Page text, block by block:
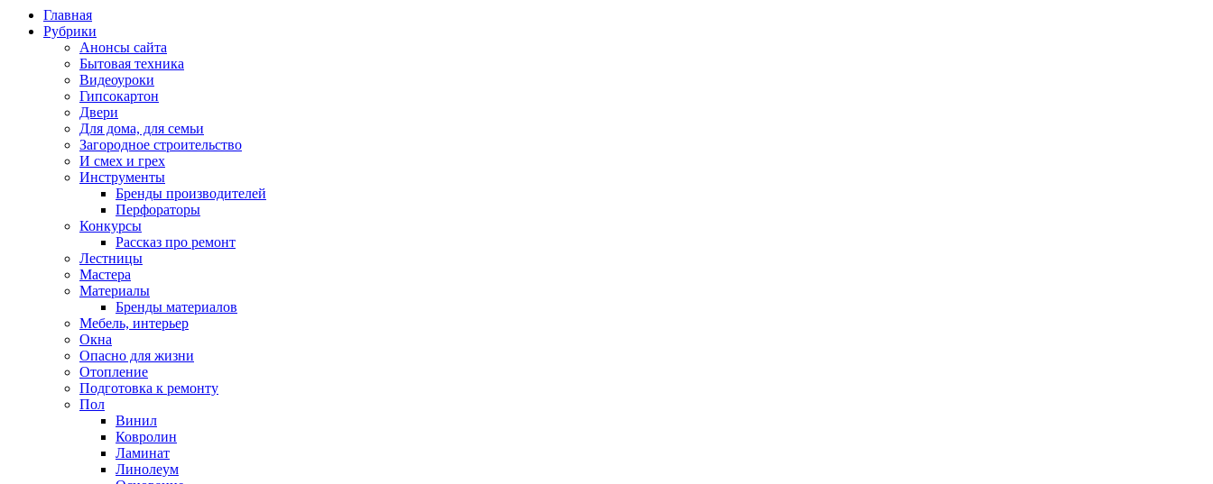
Главная
Рубрики
Анонсы сайта
Бытовая техника
Видеоуроки
Гипсокартон
Двери
Для дома, для семьи
Загородное строительство
И смех и грех
Инструменты
Бренды производителей
Перфораторы
Конкурсы
Рассказ про ремонт
Лестницы
Мастера
Материалы
Бренды материалов
Мебель, интерьер
Окна
Опасно для жизни
Отопление
Подготовка к ремонту
Пол
Винил
Ковролин
Ламинат
Линолеум